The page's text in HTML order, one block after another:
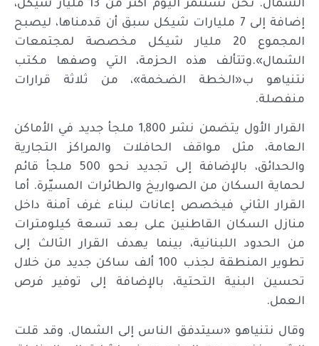
الشمال. نحن نستثمر اليوم أكثر من 13 مليار شيكل،
إضافة إلى 7 مليارات شيكل سبق أن قدمناها، ليصبح
المجموع 20 مليار شيكل مخصصة لمجتمعات
الشمال».وتتألف هذه الحزمة، التي وصفها مكتب
نتنياهو ب«الخطة الضخمة»، من ثلاثة قرارات
منفصلة.
القرار الأول يتضمن نشر 1,800 ملجأ جديد في الأماكن
العامة، مثل مواقف الحافلات والمراكز التجارية
والحدائق، بالإضافة إلى تجديد نحو 500 ملجأ قائم
لحماية السكان من الصواريخ والطائرات المسيّرة. أما
القرار الثاني فيخصص إعانات لبناء غرف آمنة داخل
منازل السكان القاطنين على بعد تسعة كيلومترات
من الحدود اللبنانية، بينما يهدف القرار الثالث إلى
تطوير المنطقة لجذب 100 ألف ساكن جديد من خلال
تحسين البنية التحتية، بالإضافة إلى توفير فرص
العمل.
وقال نتنياهو «سيتدفق الناس إلى الشمال. وقد قلت